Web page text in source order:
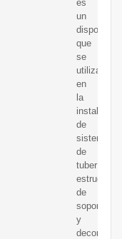
es
un
dispositivo
que
se
utiliza
en
la
instalación
de
sistemas
de
tuberías,
estructuras
de
soporte
y